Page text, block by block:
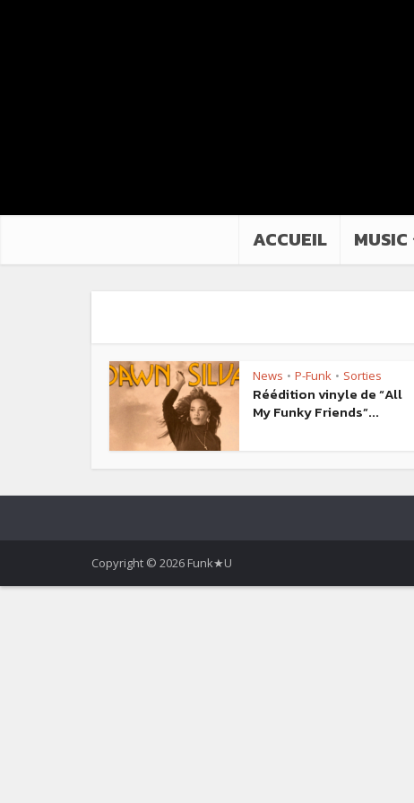
ACCUEIL MUSIC
News • P-Funk • Sorties
Réédition vinyle de “All
My Funky Friends”...
Copyright © 2026 Funk★U